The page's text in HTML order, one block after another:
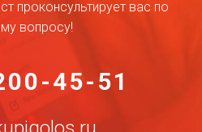
проконсультирует вас по
вопросу!
45-51